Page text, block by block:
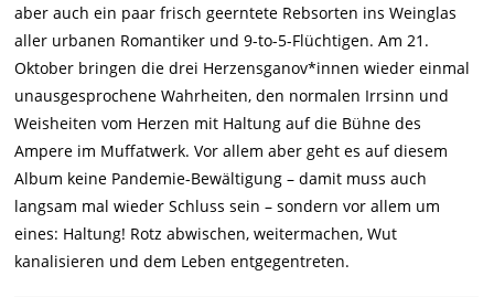
aber auch ein paar frisch geerntete Rebsorten ins Weinglas
aller urbanen Romantiker und 9-to-5-Flüchtigen. Am 21.
Oktober bringen die drei Herzensganov*innen wieder einmal
unausgesprochene Wahrheiten, den normalen Irrsinn und
Weisheiten vom Herzen mit Haltung auf die Bühne des
Ampere im Muffatwerk. Vor allem aber geht es auf diesem
Album keine Pandemie-Bewältigung – damit muss auch
langsam mal wieder Schluss sein – sondern vor allem um
eines: Haltung! Rotz abwischen, weitermachen, Wut
kanalisieren und dem Leben entgegentreten.